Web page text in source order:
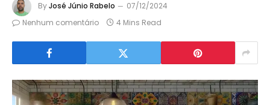
ByJosé Júnio Rabelo
07/12/2024
Nenhum comentário
4 Mins Read